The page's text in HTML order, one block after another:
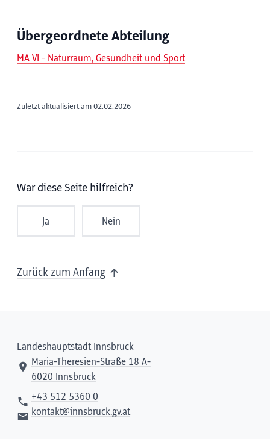
Übergeordnete Abteilung
MA VI - Naturraum, Gesundheit und Sport
Zuletzt aktualisiert am 02.02.2026
War diese Seite hilfreich?
Ja Nein
Zurück zum Anfang
Landeshauptstadt Innsbruck
Maria-Theresien-Straße 18 A-
6020 Innsbruck
+43 512 5360 0
kontakt@innsbruck.gv.at